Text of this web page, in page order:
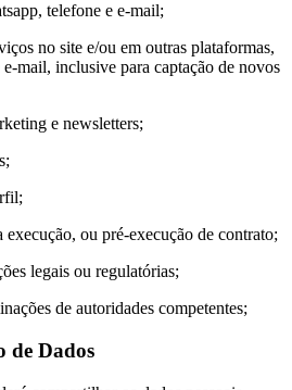
telefone e e-mail;
no site e/ou em outras plataformas,
mail, inclusive para captação de novos
e newsletters;
ou pré-execução de contrato;
legais ou regulatórias;
de autoridades competentes;
de Dados